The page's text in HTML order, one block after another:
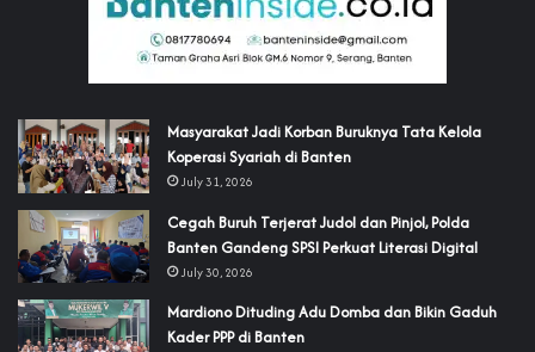
‎Masyarakat Jadi Korban Buruknya Tata Kelola
Koperasi Syariah di Banten
July 31, 2026
Cegah Buruh Terjerat Judol dan Pinjol, Polda
Banten Gandeng SPSI Perkuat Literasi Digital
July 30, 2026
‎Mardiono Dituding Adu Domba dan Bikin Gaduh
Kader PPP di Banten